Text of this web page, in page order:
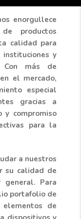
enorgullece
productos
calidad para
instituciones y
más de
el mercado,
especial
gracias a
y compromiso
para la
a nuestros
su calidad de
general. Para
portafolio de
de